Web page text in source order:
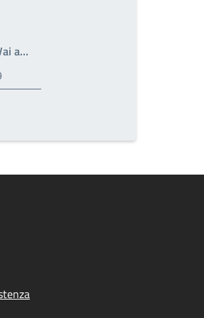
a…Scrivi il numero della pagina a cui